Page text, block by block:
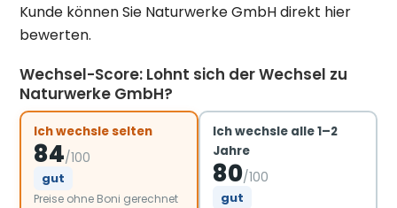
Kunde können Sie Naturwerke GmbH direkt hier
bewerten.
Wechsel-Score: Lohnt sich der Wechsel zu
Naturwerke GmbH?
Ich wechsle selten
84/100
gut
Preise ohne Boni gerechnet
Ich wechsle alle 1–2
Jahre
80/100
gut